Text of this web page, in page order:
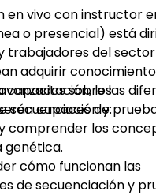
en vivo con instructor
o presencial) está
trabajadores del
adquirir
sobre las
secuenciación y
capacitación, los
capaces de:
comprender los
genética.
cómo funcionan las
de secuenciación y